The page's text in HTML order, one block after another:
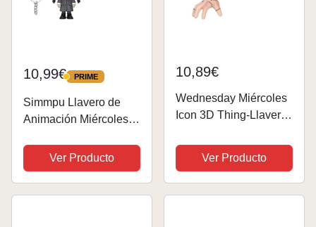
10,99€ PRIME
PRIME
Simmpu Llavero de
Animación Miércoles
Llavero de la Familia,
Llavero 2D Acrílico
Miércoles,Película
Ver Producto
10,89€
Wednesday Miércoles
Icon 3D Thing-Llavero
Ver Producto